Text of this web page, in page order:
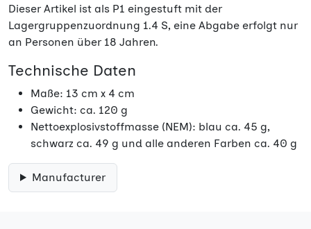
Dieser Artikel ist als P1 eingestuft mit der
Lagergruppenzuordnung 1.4 S, eine Abgabe erfolgt nur
an Personen über 18 Jahren.
Technische Daten
Maße: 13 cm x 4 cm
Gewicht: ca. 120 g
Nettoexplosivstoffmasse (NEM): blau ca. 45 g,
schwarz ca. 49 g und alle anderen Farben ca. 40 g
Manufacturer